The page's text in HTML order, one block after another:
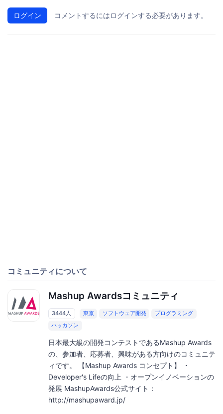
ログイン コメントするにはログインする必要があります。
コミュニティについて
Mashup Awardsコミュニティ
3444人 東京 ソフトウェア開発
プログラミング
ハッカソン
日本最大級の開発コンテストであるMashup Awards
の、参加者、応募者、興味がある方向けのコミュニテ
ィです。 【Mashup Awards コンセプト】 ・
Developer's Lifeの向上 ・オープンイノベーションの
発展 MashupAwards公式サイト：
http://mashupaward.jp/